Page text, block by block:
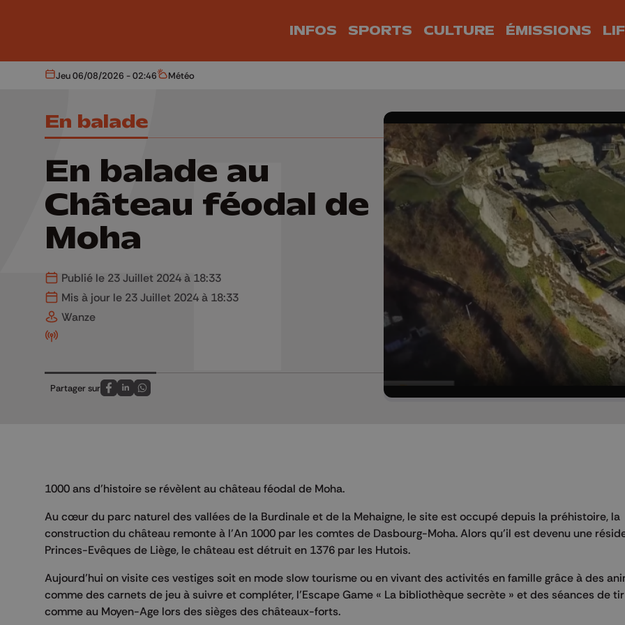
INFOS SPORTS CULTURE ÉMISSIONS
Aujourd'hui
Jeu 06/08/2026 - 02:46 Météo
Météo
En balade
En balade au
Château féodal de
Moha
Publié le 23 Juillet 2024 à 18:33
Mis à jour le 23 Juillet 2024 à 18:33
Wanze
Partager sur
Partagez sur FaceBook
Partagez sur LinkedIn
Partagez sur Whatsapp
1000 ans d’histoire se révèlent au château féodal de Moha.
Au cœur du parc naturel des vallées de la Burdinale et de la Mehaigne, le site est occupé depuis la préhistoire, la
construction du château remonte à l’An 1000 par les comtes de Dasbourg-Moha. Alors qu’il est devenu une
Princes-Evêques de Liège, le château est détruit en 1376 par les Hutois.
Aujourd’hui on visite ces vestiges soit en mode slow tourisme ou en vivant des activités en famille grâce à des
comme des carnets de jeu à suivre et compléter, l’Escape Game « La bibliothèque secrète » et des séances de tir
comme au Moyen-Age lors des sièges des châteaux-forts.